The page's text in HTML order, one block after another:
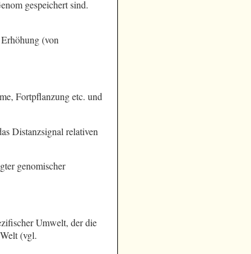
gespeichert sind.
(von
Fortpflanzung etc. und
Distanzsignal relativen
genomischer
Umwelt, der die
(vgl.